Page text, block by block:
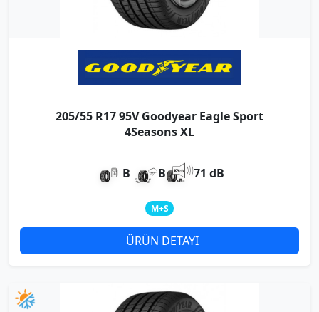
205/55 R17 95V Goodyear Eagle Sport
4Seasons XL
B B 71 dB
M+S
ÜRÜN DETAYI